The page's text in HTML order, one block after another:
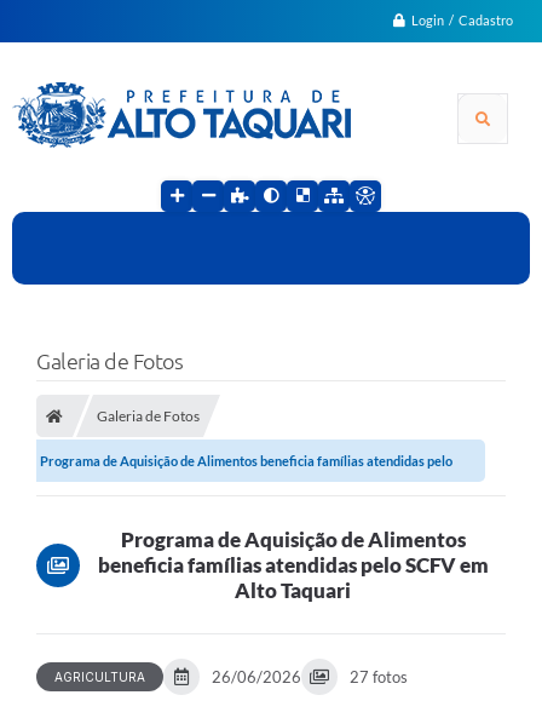
Login / Cadastro
Galeria de Fotos
Galeria de Fotos
Programa de Aquisição de Alimentos beneficia famílias atendidas pelo
Programa de Aquisição de Alimentos
beneficia famílias atendidas pelo SCFV em
Alto Taquari
AGRICULTURA 26/06/2026 27 fotos